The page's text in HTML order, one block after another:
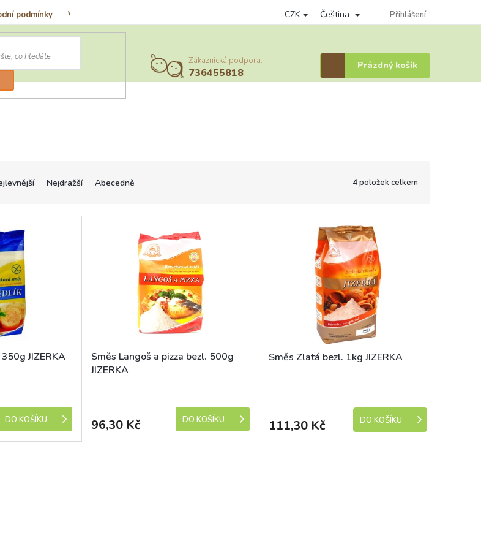
podmínky Vrácení zboží a reklamace Podmínky ochrany osobních údajů Věrnostní program Provizní systém
CZK Čeština Přihlášení
Zákaznická podpora:
736455818
Nákupní
košík
Prázdný košík
Nejdražší Abecedně 4položek celkem
JIZERKA
DO KOŠÍKU
Směs Langoš a pizza bezl. 500g
JIZERKA
96,30 Kč DO KOŠÍKU
Směs Zlatá bezl. 1kg JIZERKA
111,30 Kč DO KOŠÍKU